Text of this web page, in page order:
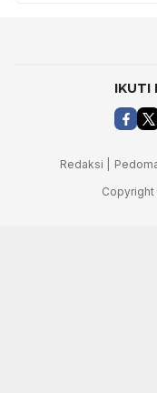
IKUTI
Redaksi |
Copyright